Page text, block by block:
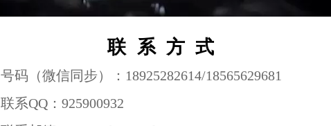
联系方式
号码（微信同步）：18925282614/18565629681
联系QQ：925900932